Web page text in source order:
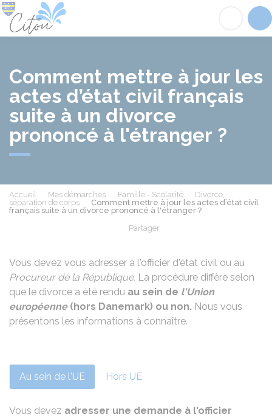
Comment mettre à jour les
actes d’état civil français
suite à un divorce
prononcé à l'étranger ?
Accueil Mes démarches Famille - Scolarité
Divorce,
séparation de corps
Comment mettre à jour les actes d’état civil
français suite à un divorce prononcé à l'étranger ?
Partager
Vous devez vous adresser à l'officier d'état civil ou au
Procureur de la République. La procédure diffère selon
que le divorce a été rendu au sein de l'Union
européenne (hors Danemark) ou non. Nous vous
présentons les informations à connaître.
Au sein de l'UE Hors UE
Vous devez adresser une demande à l'officier